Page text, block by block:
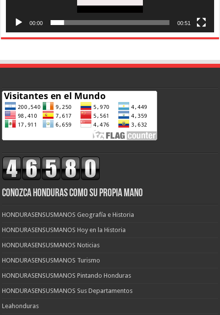
00:00 00:51
CONOZCA HONDURAS COMO SU PROPIA MANO
HONDURASENSUSMANOS Geografía e Historia
HONDURASENSUSMANOS Hoy en la Historia
HONDURASENSUSMANOS Noticias
HONDURASENSUSMANOS Turismo
HONDURASENSUSMANOS Pintando Honduras
HONDURASENSUSMANOS Sus Departamentos
Leahonduras